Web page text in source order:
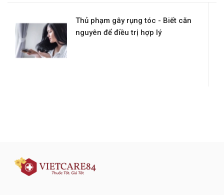
Thủ phạm gây rụng tóc - Biết căn
nguyên để điều trị hợp lý